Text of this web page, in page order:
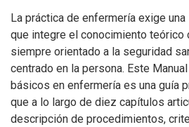
La práctica de enfermería exige
que integre el conocimiento teórico
siempre orientado a la seguridad
centrado en la persona. Este
básicos en enfermería es una guía
que a lo largo de diez capítulos
descripción de procedimientos,